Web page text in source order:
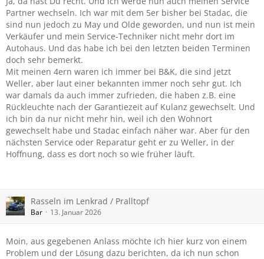
Partner wechseln. Ich war mit dem 5er bisher bei Stadac, die
sind nun jedoch zu May und Olde geworden, und nun ist mein
Verkäufer und mein Service-Techniker nicht mehr dort im
Autohaus. Und das habe ich bei den letzten beiden Terminen
doch sehr bemerkt.
Mit meinen 4ern waren ich immer bei B&K, die sind jetzt
Weller, aber laut einer bekannten immer noch sehr gut. Ich
war damals da auch immer zufrieden, die haben z.B. eine
Rückleuchte nach der Garantiezeit auf Kulanz gewechselt. Und
ich bin da nur nicht mehr hin, weil ich den Wohnort
gewechselt habe und Stadac einfach näher war. Aber für den
nächsten Service oder Reparatur geht er zu Weller, in der
Hoffnung, dass es dort noch so wie früher läuft.
Rasseln im Lenkrad / Pralltopf
Bar 13. Januar 2026
Moin, aus gegebenen Anlass möchte ich hier kurz von einem
Problem und der Lösung dazu berichten, da ich nun schon